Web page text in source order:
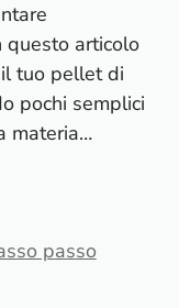
questo articolo
tuo pellet di
pochi semplici
materia…
passo